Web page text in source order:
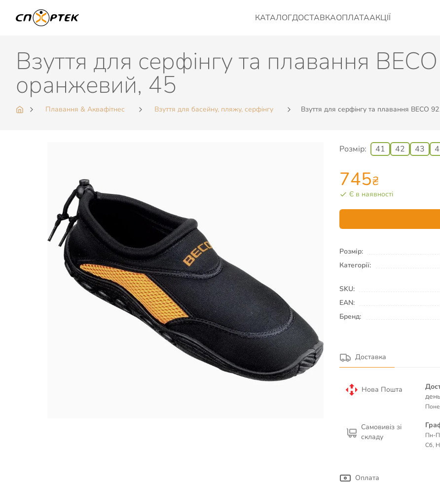
КАТАЛОГДОСТАВКАОПЛАТААКЦІЇ
Взуття для серфінгу та плавання
оранжевий, 45
Плавання & Аквафітнес Взуття для басейну, пляжу, серфінгу Взуття для серфінгу та плавання BECO
Розмір: 41 42 43
745₴
Є в наявності
Розмір:
Категорії:
SKU:
EAN:
Бренд:
Доставка
Нова Пошта
день
Самовивіз зі
складу
Пн-
Сб,
Оплата